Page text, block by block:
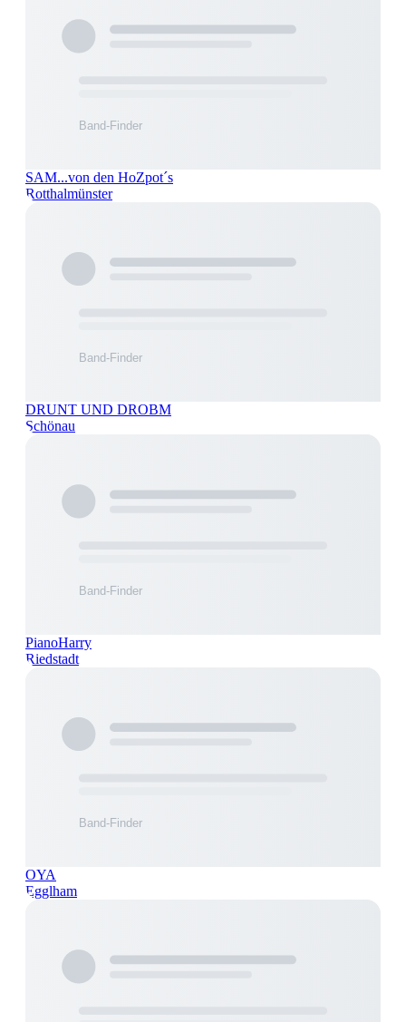
SAM...von den HoZpot´s
Rotthalmünster
DRUNT UND DROBM
Schönau
PianoHarry
Riedstadt
OYA
Egglham